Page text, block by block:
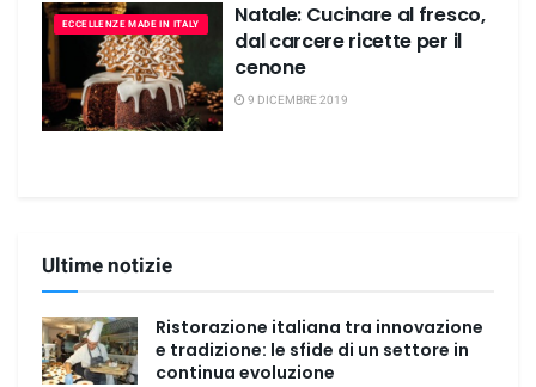
ECCELLENZE MADE IN ITALY
Natale: Cucinare al fresco,
dal carcere ricette per il
cenone
9 DICEMBRE 2019
Ultime notizie
Ristorazione italiana tra innovazione
e tradizione: le sfide di un settore in
continua evoluzione